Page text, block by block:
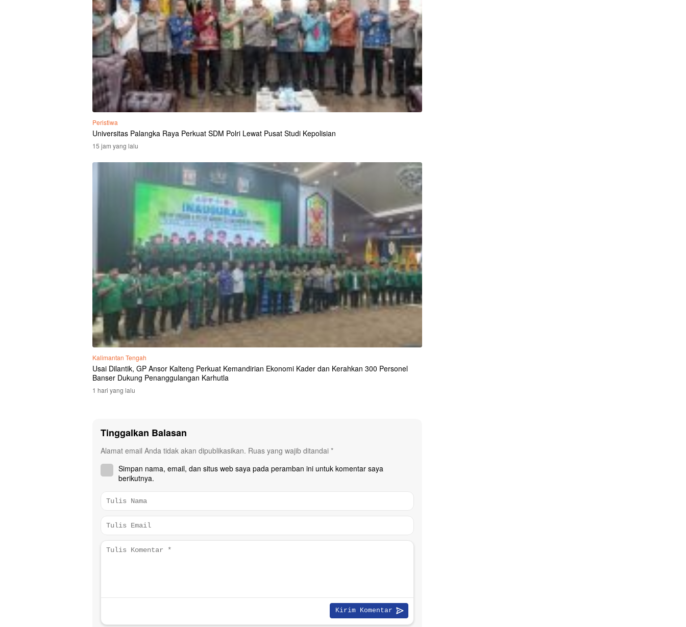
Peristiwa
Universitas Palangka Raya Perkuat SDM Polri Lewat Pusat Studi Kepolisian
15 jam yang lalu
Kalimantan Tengah
Usai Dilantik, GP Ansor Kalteng Perkuat Kemandirian Ekonomi Kader dan Kerahkan 300 Personel
Banser Dukung Penanggulangan Karhutla
1 hari yang lalu
Tinggalkan Balasan
Alamat email Anda tidak akan dipublikasikan. Ruas yang wajib ditandai *
Simpan nama, email, dan situs web saya pada peramban ini untuk komentar saya
berikutnya.